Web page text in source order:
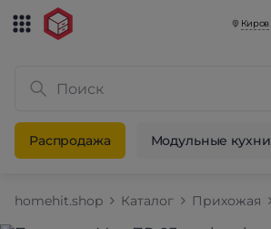
Киров
Распродажа Модульные кухни
homehit.shop Каталог Прихожая